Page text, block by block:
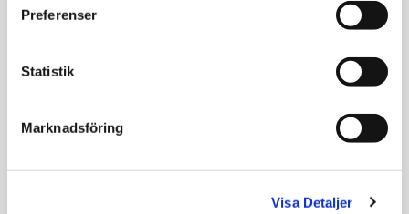
Preferenser
Statistik
Marknadsföring
Visa Detaljer
POW! Dog Puppy
För valpar av stora
raser
POW! Dog Puppy
Small/Medium Pork
För valpar av små &